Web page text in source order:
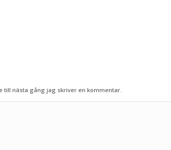
till nästa gång jag skriver en kommentar.